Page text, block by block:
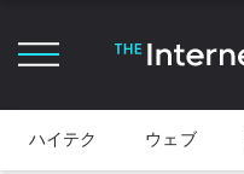
ハイテク ウェブ